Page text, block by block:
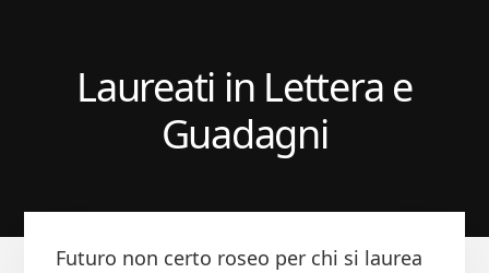
PortafoglioLaureati in Lettera e
Guadagni
Futuro non certo roseo per chi si laurea